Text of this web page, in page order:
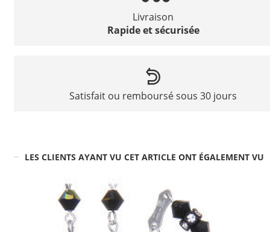
Livraison
Rapide et sécurisée
Satisfait ou remboursé sous 30 jours
LES CLIENTS AYANT VU CET ARTICLE ONT ÉGALEMENT VU